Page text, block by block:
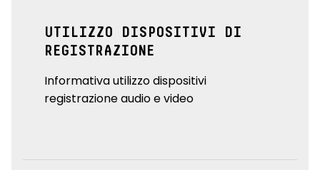
UTILIZZO DISPOSITIVI DI
REGISTRAZIONE
Informativa utilizzo dispositivi
registrazione audio e video